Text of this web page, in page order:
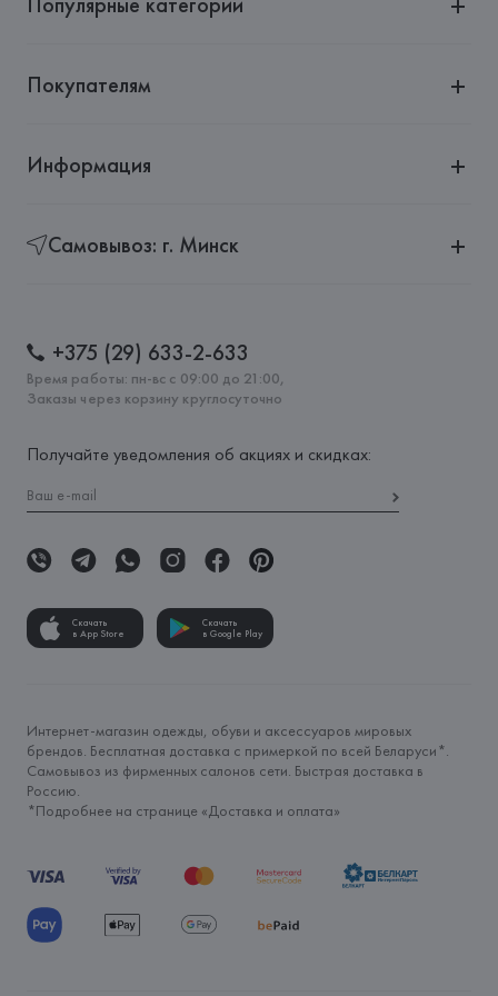
Покупателям
Информация
Самовывоз: г. Минск
+375 (29) 633-2-633
Время работы: пн-вс с 09:00 до 21:00,
Заказы через корзину круглосуточно
Получайте уведомления об акциях и скидках:
Скачать
в App Store
Скачать
в Google Play
Интернет-магазин одежды, обуви и аксессуаров мировых
брендов. Бесплатная доставка с примеркой по всей Беларуси*.
Самовывоз из фирменных салонов сети. Быстрая доставка в
Россию.
*Подробнее на странице «Доставка и оплата»